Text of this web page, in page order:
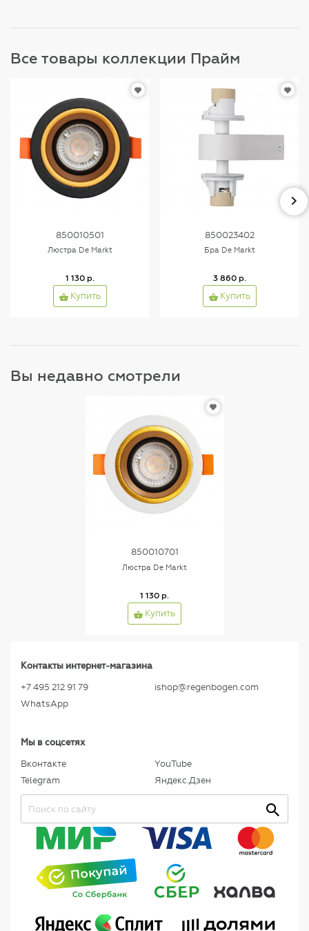
Все товары коллекции Прайм
850010501
Люстра De Markt
1 130 р.
Купить
850023402
Бра De Markt
3 860 р.
Купить
Вы недавно смотрели
850010701
Люстра De Markt
1 130 р.
Купить
Контакты интернет-магазина
+7 495 212 91 79
WhatsApp
ishop@regenbogen.com
Мы в соцсетях
Вконтакте
Telegram
YouTube
Яндекс.Дзен